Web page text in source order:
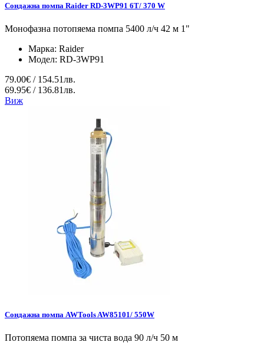
Сондажна помпа Raider RD-3WP91 6T/ 370 W
Монофазна потопяема помпа 5400 л/ч 42 м 1"
Марка: Raider
Модел: RD-3WP91
79.00€ / 154.51лв.
69.95€ / 136.81лв.
Виж
Сондажна помпа AWTools AW85101/ 550W
Потопяема помпа за чиста вода 90 л/ч 50 м